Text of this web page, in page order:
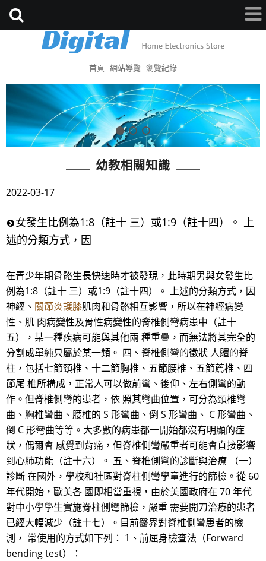
首頁 網站導覽 瀏覽紀錄
幼教相關知識
2022-03-17
女發生比例為1:8（註十 三）或1:9（註十四）。 上
述的分類方式，因
在青少年期骨骼生長快速時才被發現，此時期男與女發生比
例為1:8（註十 三）或1:9（註十四）。 上述的分類方式，因
神經、 關節炎護膝肌肉和骨骼相互影響，所以在神經病變
性、肌 肉病變性及骨性病變性的脊椎側彎病患中（註十
五），某一種疾病可能與其他兩 種重疊，而無法將其完全的
分割成單純只屬於某一類。 四、脊椎側彎的徵狀 人體的脊
柱，包括七節頸椎、十二節胸椎、五節腰椎、五節薦椎、四
節尾 椎所構成，正常人可以做前彎、後仰、左右側彎的動
作。但脊椎側彎的患者，依 照其彎曲位置，可分為頸椎彎
曲、胸椎彎曲、腰椎的 S 形彎曲、倒 S 形彎曲、 C 形彎曲、
倒 C 形彎曲等等。大多數的病患都一開始都沒有明顯的症
狀，偶爾會 感覺到背痛，但脊椎側彎嚴重者可能會直接影響
到心肺功能（註十六）。 五、脊椎側彎的診斷與治療 （一）
診斷 在國外，學校和社區對脊柱側彎學童進行的篩檢。從 60
年代開始，歐美各 國即相當重視，由於美國政府在 70 年代
對中小學學生實施脊柱側彎篩檢，嚴重 需要開刀治療的患者
已經大幅減少（註十七）。目前醫界對脊椎側彎患者的檢
測， 常使用的方式如下列： 1、前屈身檢查法（Forward
bending test）：